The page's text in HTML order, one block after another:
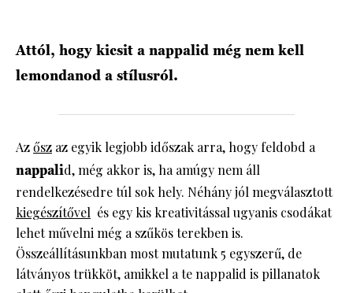
Attól, hogy kicsit a nappalid még nem kell
lemondanod a stílusról.
Azősz az egyik legjobb időszak arra, hogy feldobd a
nappalid, még akkor is, ha amúgy nem áll
rendelkezésedre túl sok hely. Néhány jól megválasztott
kiegészítővel és egy kis kreativitással ugyanis csodákat
lehet művelni még a szűkös terekben is.
Összeállításunkban most mutatunk 5 egyszerű, de
látványos trükköt, amikkel a te nappalid is pillanatok